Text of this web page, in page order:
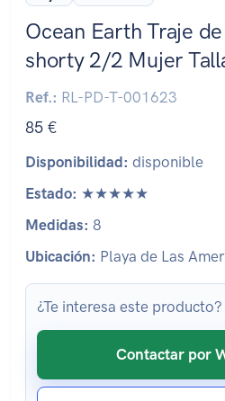
Ocean Earth Traje
shorty 2/2 Mujer
Ref.: RL-PD-T-001623
85 €
Disponibilidad: disponible
Estado: ★★★★★
Medidas: 8
Ubicación: Playa de Las
¿Te interesa este producto?
Contactar por